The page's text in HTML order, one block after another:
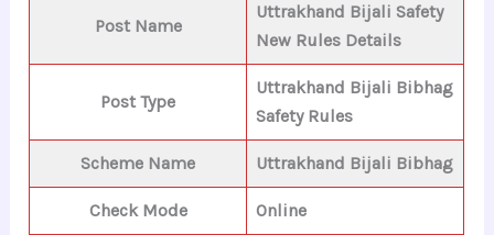
Post Name
Uttrakhand Bijali Safety
New Rules Details
Post Type
Uttrakhand Bijali Bibhag
Safety Rules
Scheme Name Uttrakhand Bijali Bibhag
Check Mode Online